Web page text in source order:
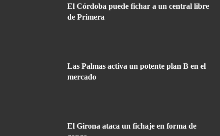
El Córdoba puede fichar a un central libre
de Primera
Las Palmas activa un potente plan B en el
mercado
El Girona ataca un fichaje en forma de